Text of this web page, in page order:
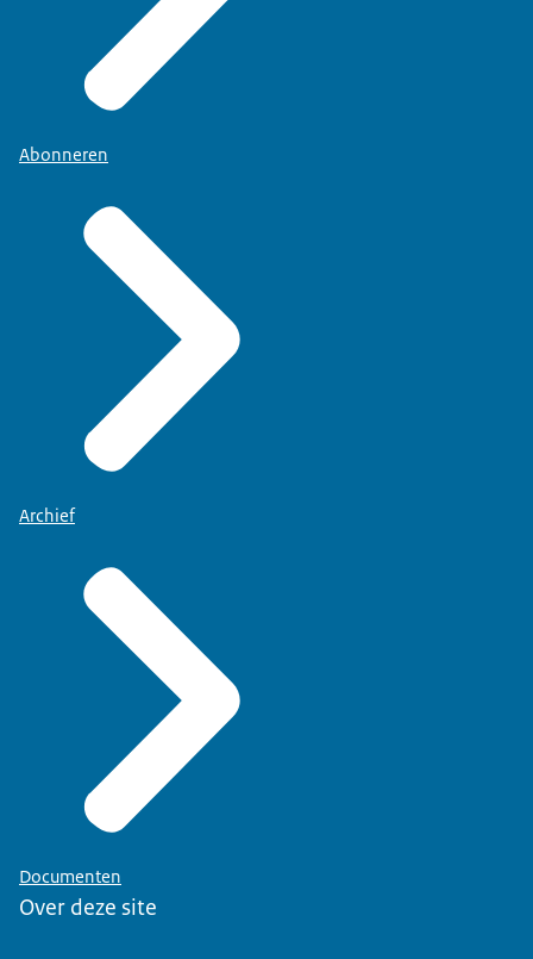
Abonneren
Archief
Documenten
Over deze site